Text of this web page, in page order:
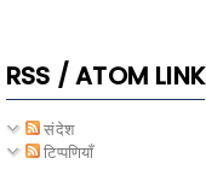
RSS / ATOM LINK
संदेश
टिप्पणियाँ